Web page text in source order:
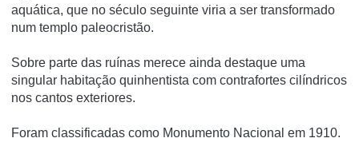
aquática, que no século seguinte viria a ser transformado
num templo paleocristão.
Sobre parte das ruí­nas merece ainda destaque uma
singular habitação quinhentista com contrafortes cilí­ndricos
nos cantos exteriores.
Foram classificadas como Monumento Nacional em 1910.